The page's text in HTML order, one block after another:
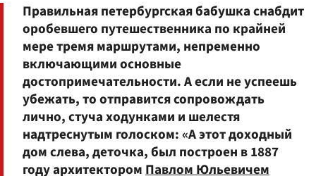
Правильная петербургская бабушка снабдит
оробевшего путешественника по крайней
мере тремя маршрутами, непременно
включающими основные
достопримечательности. А если не успеешь
убежать, то отправится сопровождать
лично, стуча ходунками и шелестя
надтреснутым голоском: «А этот доходный
дом слева, деточка, был построен в 1887
году архитекторомПавлом Юльевичем